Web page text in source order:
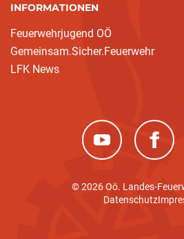
INFORMATIONEN
Feuerwehrjugend OÖ
Gemeinsam.Sicher.Feuerwehr
LFK News
(neues Fenster)
© 2026 Oö. Landes-
Datenschutz